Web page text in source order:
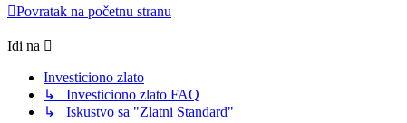
Povratak na početnu stranu
Idi na
Investiciono zlato
↳ Investiciono zlato FAQ
↳ Iskustvo sa "Zlatni Standard"